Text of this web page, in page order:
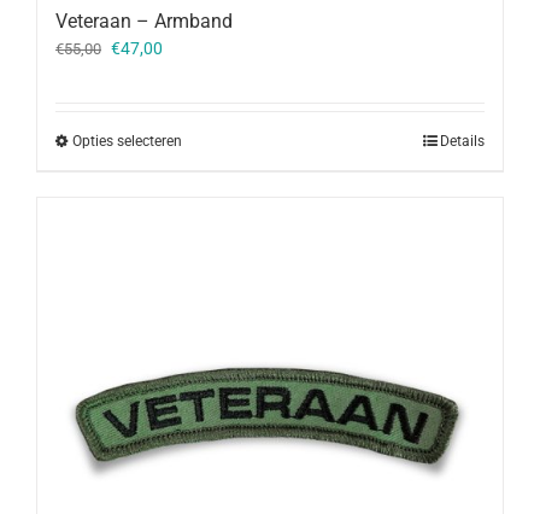
Veteraan – Armband
€55,00 Oorspronkelijke
€47,00
Opties selecteren Details